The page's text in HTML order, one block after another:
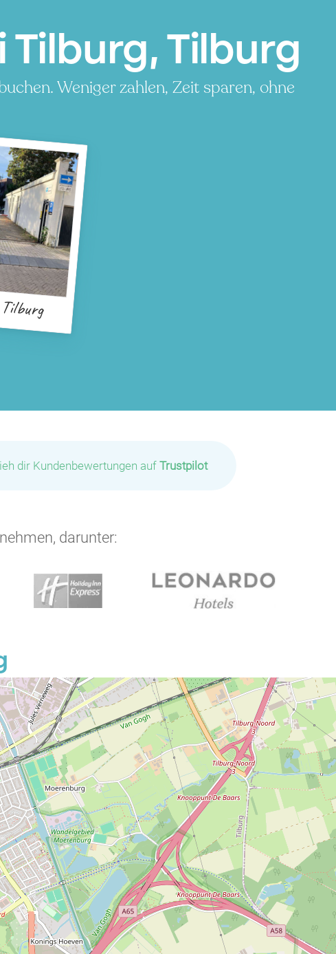
Tilburg, Tilburg
Weniger zahlen, Zeit sparen, ohne
dir Kundenbewertungen aufTrustpilot
darunter: